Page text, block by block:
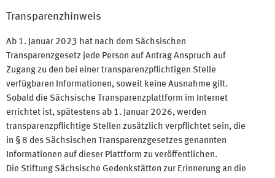
Transparenzhinweis
Ab 1. Januar 2023 hat nach dem Sächsischen
Transparenzgesetz jede Person auf Antrag Anspruch auf
Zugang zu den bei einer transparenzpflichtigen Stelle
verfügbaren Informationen, soweit keine Ausnahme gilt.
Sobald die Sächsische Transparenzplattform im Internet
errichtet ist, spätestens ab 1. Januar 2026, werden
transparenzpflichtige Stellen zusätzlich verpflichtet sein, die
in § 8 des Sächsischen Transparenzgesetzes genannten
Informationen auf dieser Plattform zu veröffentlichen.
Die Stiftung Sächsische Gedenkstätten zur Erinnerung an die